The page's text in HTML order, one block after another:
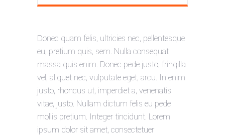
Donec quam felis, ultricies nec, pellentesque
eu, pretium quis, sem. Nulla consequat
massa quis enim. Donec pede justo, fringilla
vel, aliquet nec, vulputate eget, arcu. In enim
justo, rhoncus ut, imperdiet a, venenatis
vitae, justo. Nullam dictum felis eu pede
mollis pretium. Integer tincidunt. Lorem
ipsum dolor sit amet, consectetuer